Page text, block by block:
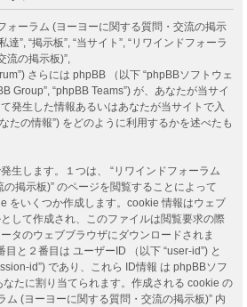
ォーラム (ヨーヨーに関する質問・交流の掲示
達”, “掲示板”, “当サイト”, “リワインドフォーラ
流の掲示板)”,
さらには phpBB （以下 “phpBBソフトウェ
Group”, “phpBB Teams”) が、あなたが当サイ
発生した情報あるいはあなたが当サイトで入
たの情報”) をどのように利用するかを述べたも
生します。１つは、 “リワインドフォーラム
掲示板)” のページを閲覧することによって
をいくつか作成します。cookie 情報はウェブ
して作成され、このファイルは閲覧要求の際
タのウェブブラウザにダウンロードされま
と２番目は ユーザーID （以下 “user-id”) と
id”) であり、これら ID情報 は phpBBソフ
なたに割り当てられます。作成される cookie の
ム (ヨーヨーに関する質問・交流の掲示板)” 内